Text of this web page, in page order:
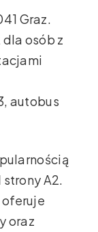
Graz.
dla osób z
autobus
A2.
oraz